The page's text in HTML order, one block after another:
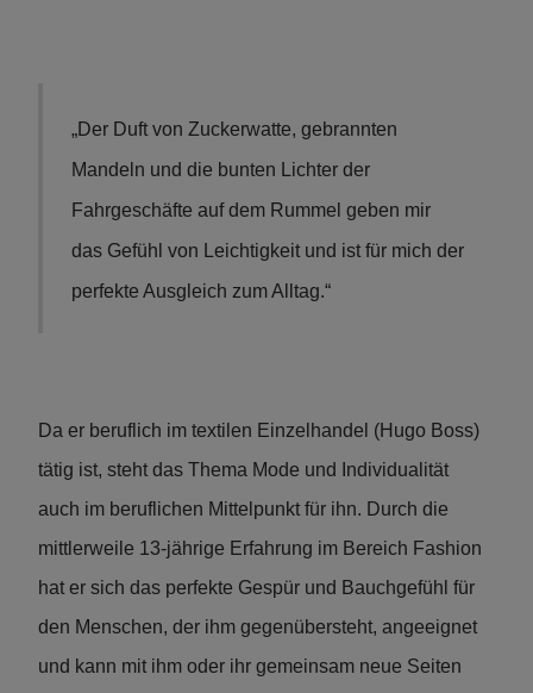
„Der Duft von Zuckerwatte, gebrannten
Mandeln und die bunten Lichter der
Fahrgeschäfte auf dem Rummel geben mir
das Gefühl von Leichtigkeit und ist für mich der
perfekte Ausgleich zum Alltag.“
Da er beruflich im textilen Einzelhandel (Hugo Boss)
tätig ist, steht das Thema Mode und Individualität
auch im beruflichen Mittelpunkt für ihn. Durch die
mittlerweile 13-jährige Erfahrung im Bereich Fashion
hat er sich das perfekte Gespür und Bauchgefühl für
den Menschen, der ihm gegenübersteht, angeeignet
und kann mit ihm oder ihr gemeinsam neue Seiten